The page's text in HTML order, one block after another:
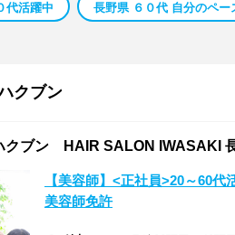
代活躍中 長野県 ６０代 自分のペー
クブン
クブン HAIR SALON IWASAKI
【美容師】<正社員>20～60
美容師免許